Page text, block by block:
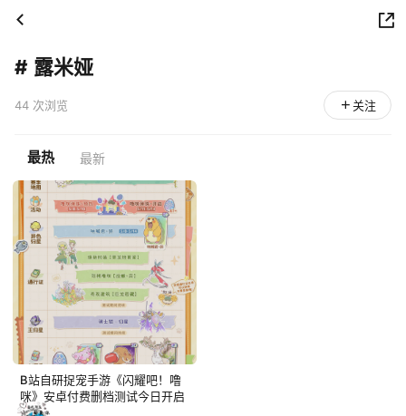
# 露米娅
44 次浏览 关注
最热 最新
B站自研捉宠手游《闪耀吧！噜
咪》安卓付费删档测试今日开启